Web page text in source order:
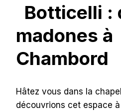
Botticelli :
madones à
Chambord
Hâtez vous dans la
découvrions cet espace à